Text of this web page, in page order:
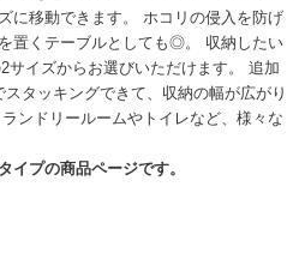
に移動できます。 ホコリの侵入を防げ
置くテーブルとしても◎。 収納したい
サイズからお選びいただけます。 追加
タッキングできて、収納の幅が広がり
ンドリールームやトイレなど、様々な
プの商品ページです。